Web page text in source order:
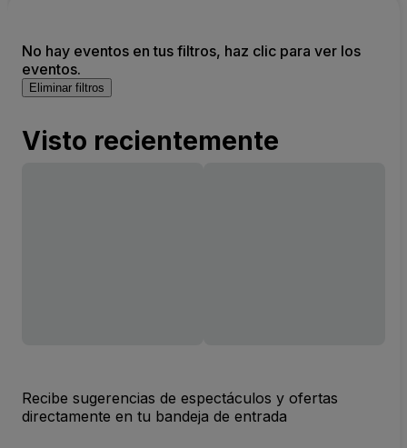
No hay eventos en tus filtros, haz clic para ver los
eventos.
Eliminar filtros
Visto recientemente
Recibe sugerencias de espectáculos y ofertas
directamente en tu bandeja de entrada